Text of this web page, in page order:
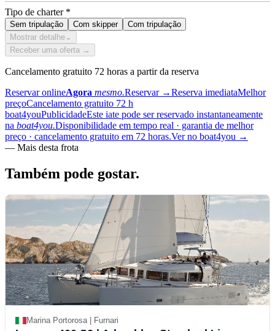
Tipo de charter *
Sem tripulação Com skipper
Com tripulação
Mostrar detalhe ⌄
Receber uma oferta →
Cancelamento gratuito 72 horas a partir da reserva
Reservar onlineAgora mesmo.Reservar →Reserva imediataMelhor
preçoCancelamento gratuito 72 h
boat4youPublicidadeEste iate pode ser reservado instantaneamente
na boat4you.Disponibilidade em tempo real · garantia de melhor
preço · cancelamento gratuito em 72 horas.Ver no boat4you →
— Mais desta frota
Também pode gostar.
Marina Portorosa | Furnari